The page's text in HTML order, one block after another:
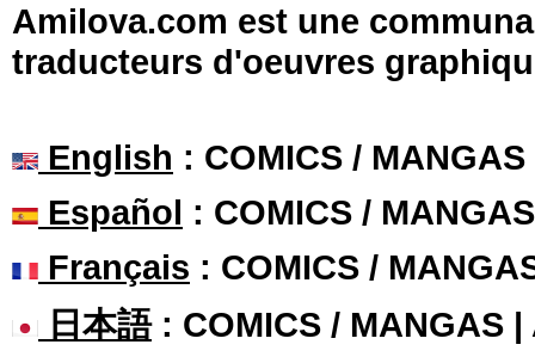
Amilova.com est une
traducteurs d'oeuvres
English : COMICS /
Español : COMICS /
Français : COMICS /
日本語: COMICS / MANGAS |